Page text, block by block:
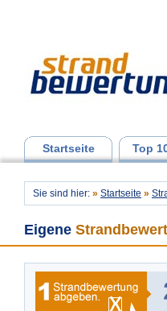
Startseite Top
Sie sind hier: » Startseite »
Eigene